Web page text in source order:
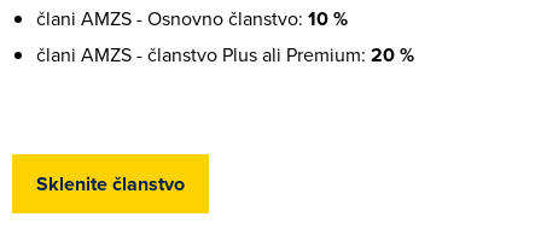
člani AMZS - Osnovno članstvo: 10 %
člani AMZS - članstvo Plus ali Premium: 20 %
Sklenite članstvo